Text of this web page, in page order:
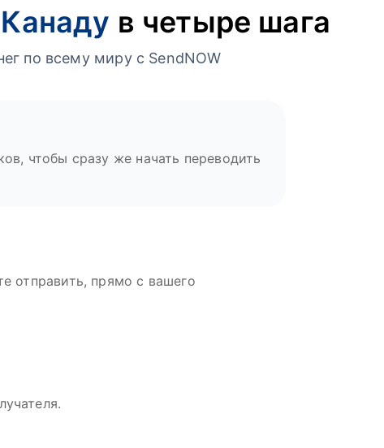
в четыре шага
по всему миру с SendNOW
чтобы сразу же начать переводить
отправить, прямо с вашего